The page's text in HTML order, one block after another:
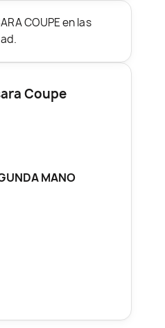
COUPE en las
Coupe
MANO